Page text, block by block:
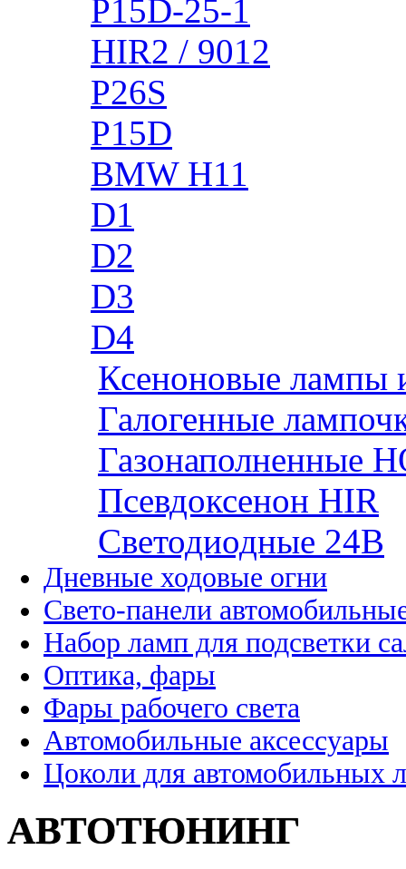
P15D-25-1
HIR2 / 9012
P26S
P15D
BMW H11
D1
D2
D3
D4
Ксеноновые лампы
Галогенные
Газонаполненные
Псевдоксенон HIR
Cветодиодные 24B
Дневные ходовые огни
Свето-панели
Набор ламп для подсветки
Оптика, фары
Фары рабочего света
Автомобильные аксессуары
Цоколи для автомобильных
АВТОТЮНИНГ